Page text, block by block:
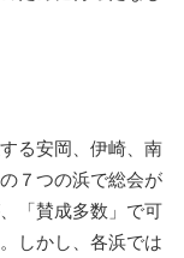
る安岡、伊崎、南
７つの浜で総会が
「賛成多数」で可
しかし、各浜では